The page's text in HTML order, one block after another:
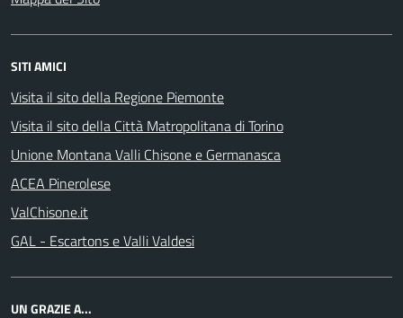
SITI AMICI
Visita il sito della Regione Piemonte
Visita il sito della Città Matropolitana di Torino
Unione Montana Valli Chisone e Germanasca
ACEA Pinerolese
ValChisone.it
GAL - Escartons e Valli Valdesi
UN GRAZIE A...